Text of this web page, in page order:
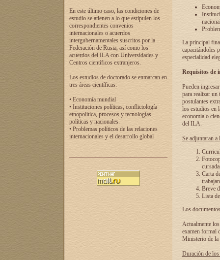
En este último caso, las condiciones de
estudio se atienen a lo que estipulen los
correspondientes convenios
internacionales o acuerdos
intergubernamentales suscritos por la
Federación de Rusia, así como los
acuerdos del ILA con Universidades y
Centros científicos extranjeros.
Los estudios de doctorado se enmarcan en
tres áreas científicas:
• Economía mundial
• Instituciones políticas, conflictología
etnopolítica, procesos y tecnologías
políticas y nacionales.
• Problemas políticos de las relaciones
internacionales y el desarrollo global
La principal
capacitándoles
especialidad
Requisitos de
Pueden
para realizar un
postulantes
los estudios en
economía o
del ILA.
Se adjuntaran a
Carta
Breve
Lista
Los
Actualmente
examen formal
Ministerio de la
Duración de